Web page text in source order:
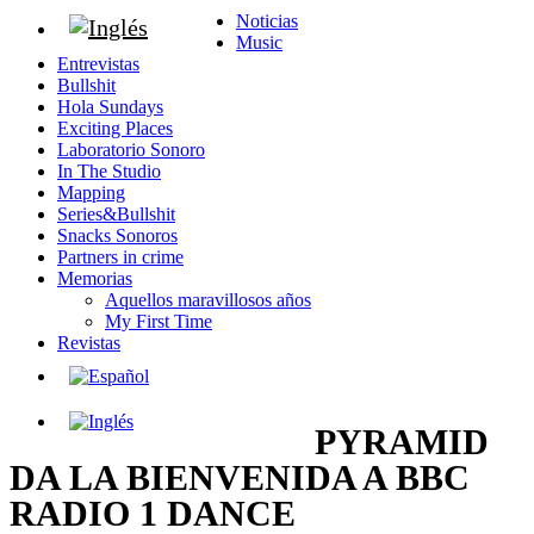
Noticias
Music
Entrevistas
Bullshit
Hola Sundays
Exciting Places
Laboratorio Sonoro
In The Studio
Mapping
Series&Bullshit
Snacks Sonoros
Partners in crime
Memorias
Aquellos maravillosos años
My First Time
Revistas
PYRAMID
DA LA BIENVENIDA A BBC
RADIO 1 DANCE